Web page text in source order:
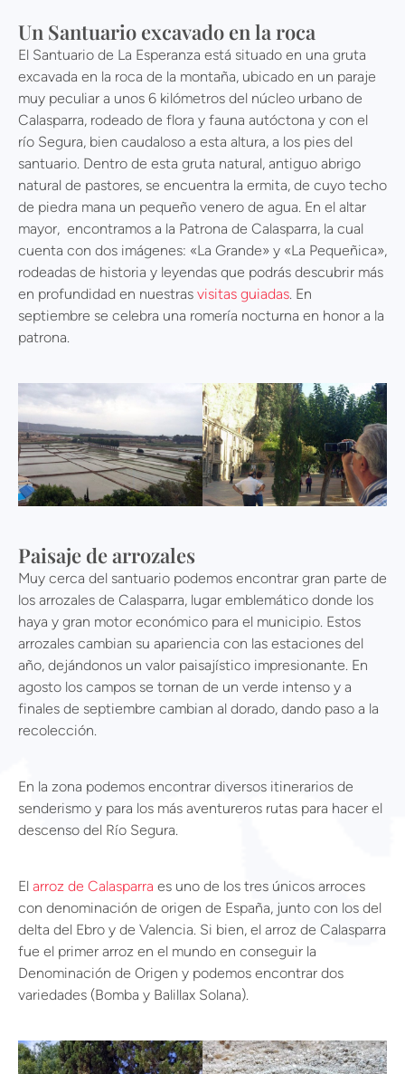
Un Santuario excavado en la roca
El Santuario de La Esperanza está situado en una gruta
excavada en la roca de la montaña, ubicado en un paraje
muy peculiar a unos 6 kilómetros del núcleo urbano de
Calasparra, rodeado de flora y fauna autóctona y con el
río Segura, bien caudaloso a esta altura, a los pies del
santuario. Dentro de esta gruta natural, antiguo abrigo
natural de pastores, se encuentra la ermita, de cuyo techo
de piedra mana un pequeño venero de agua. En el altar
mayor, encontramos a la Patrona de Calasparra, la cual
cuenta con dos imágenes: «La Grande» y «La Pequeñica»,
rodeadas de historia y leyendas que podrás descubrir más
en profundidad en nuestras visitas guiadas. En
septiembre se celebra una romería nocturna en honor a la
patrona.
Paisaje de arrozales
Muy cerca del santuario podemos encontrar gran parte de
los arrozales de Calasparra, lugar emblemático donde los
haya y gran motor económico para el municipio. Estos
arrozales cambian su apariencia con las estaciones del
año, dejándonos un valor paisajístico impresionante. En
agosto los campos se tornan de un verde intenso y a
finales de septiembre cambian al dorado, dando paso a la
recolección.
En la zona podemos encontrar diversos itinerarios de
senderismo y para los más aventureros rutas para hacer el
descenso del Río Segura.
El arroz de Calasparra es uno de los tres únicos arroces
con denominación de origen de España, junto con los del
delta del Ebro y de Valencia. Si bien, el arroz de Calasparra
fue el primer arroz en el mundo en conseguir la
Denominación de Origen y podemos encontrar dos
variedades (Bomba y Balillax Solana).